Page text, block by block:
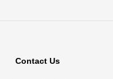
Contact Us